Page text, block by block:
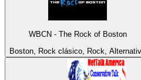
WBCN - The Rock of Boston
Boston, Rock clásico, Rock,